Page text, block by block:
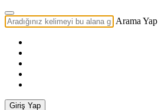
Arama Yap
Giriş Yap